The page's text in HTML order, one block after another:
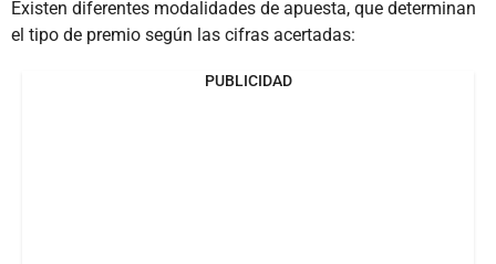
Existen diferentes modalidades de apuesta, que determinan
el tipo de premio según las cifras acertadas:
PUBLICIDAD